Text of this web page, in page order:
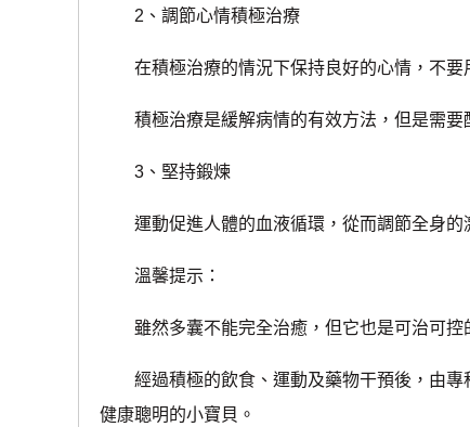
2、調節心情積極治療
在積極治療的情況下保持良好的心情，不要
積極治療是緩解病情的有效方法，但是需要
3、堅持鍛煉
運動促進人體的血液循環，從而調節全身的
溫馨提示：
雖然多囊不能完全治癒，但它也是可治可控
經過積極的飲食、運動及藥物干預後，由專
健康聰明的小寶貝。